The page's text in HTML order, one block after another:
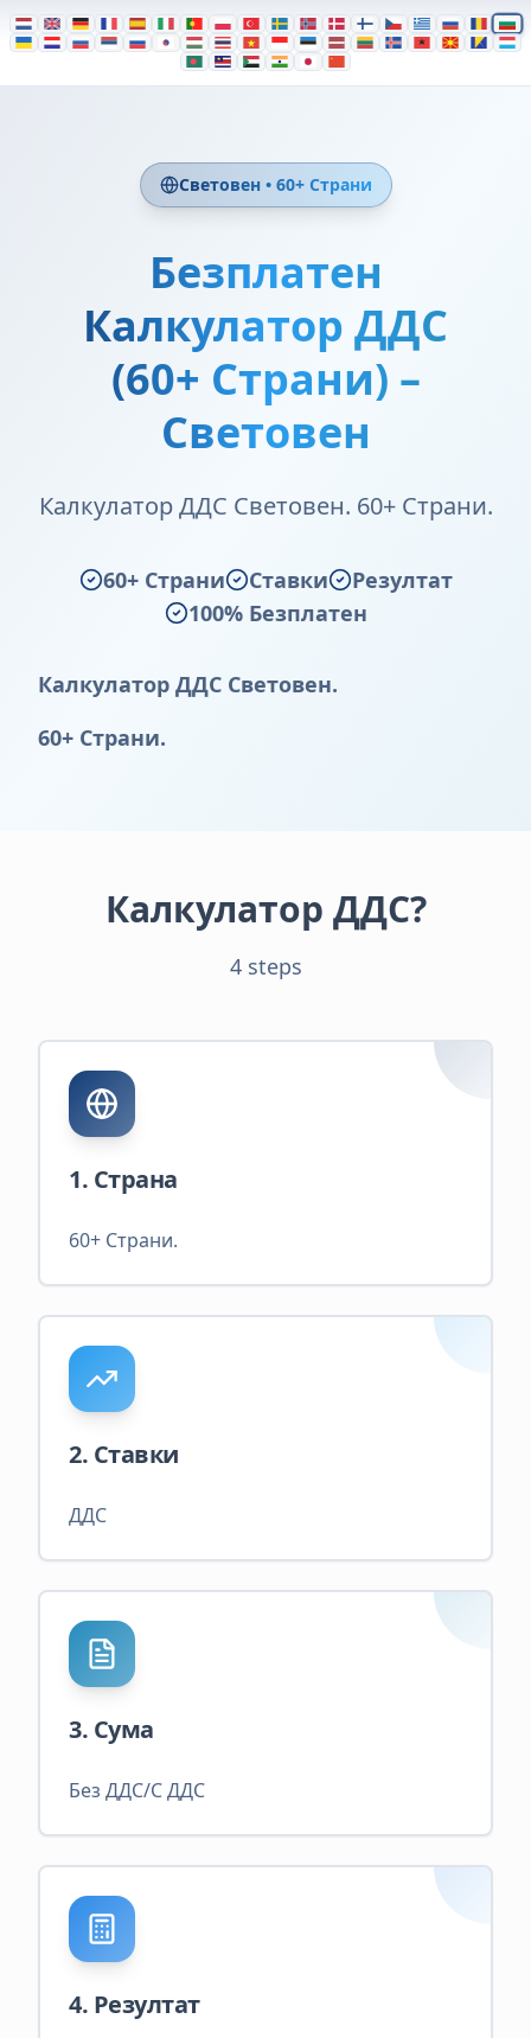
Световен • 60+ Страни
Безплатен
Калкулатор ДДС
(60+ Страни) –
Световен
Калкулатор ДДС Световен. 60+ Страни.
60+ Страни Ставки
Резултат
100% Безплатен
Калкулатор ДДС Световен.
60+ Страни.
Калкулатор ДДС?
4 steps
1. Страна
60+ Страни.
2. Ставки
ДДС
3. Сума
Без ДДС/С ДДС
4. Резултат